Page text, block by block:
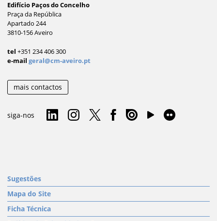
Edifício Paços do Concelho
Praça da República
Apartado 244
3810-156 Aveiro
tel +351 234 406 300
e-mail geral@cm-aveiro.pt
mais contactos
siga-nos
Sugestões
Mapa do Site
Ficha Técnica